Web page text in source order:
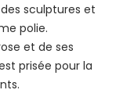
sculptures et
polie.
et de ses
prisée pour la